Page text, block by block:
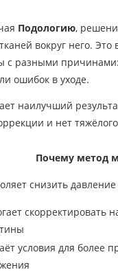
Подологию,
вокруг него. Это
с разными
ошибок в уходе.
наилучший
и нет
Почему метод
снизить
скорректировать
условия для более